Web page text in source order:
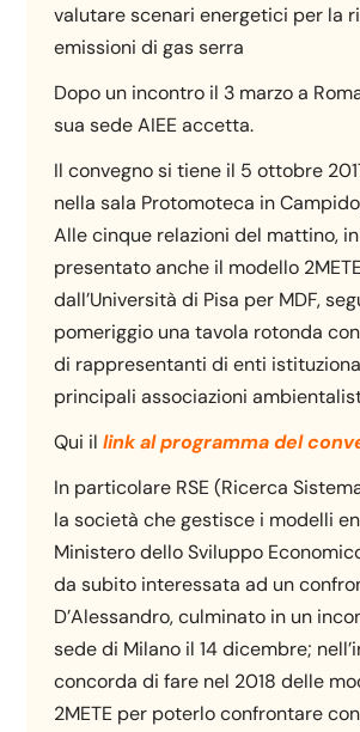
valutare scenari energetici per la
emissioni di gas serra
Dopo un incontro il 3 marzo a
sua sede AIEE accetta.
Il convegno si tiene il 5 ottobre
nella sala Protomoteca in
Alle cinque relazioni del mattino,
presentato anche il modello
dall’Università di Pisa per MDF,
pomeriggio una tavola rotonda
di rappresentanti di enti
principali associazioni
Qui illink al programma del
In particolare RSE (Ricerca
la società che gestisce i modelli
Ministero dello Sviluppo
da subito interessata ad un
D’Alessandro, culminato in un
sede di Milano il 14 dicembre;
concorda di fare nel 2018 delle
2METE per poterlo confrontare